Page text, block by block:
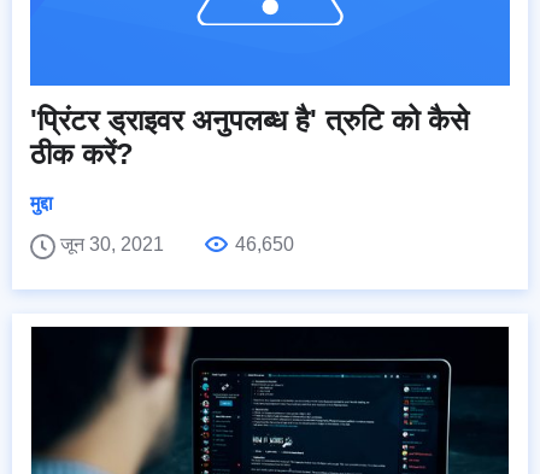
'प्रिंटर ड्राइवर अनुपलब्ध है' त्रुटि को कैसे
ठीक करें?
मुद्दा
जून 30, 2021
46,650